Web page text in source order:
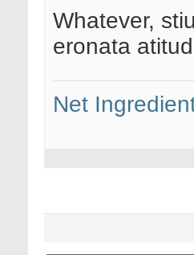
Whatever,
eronata
Net